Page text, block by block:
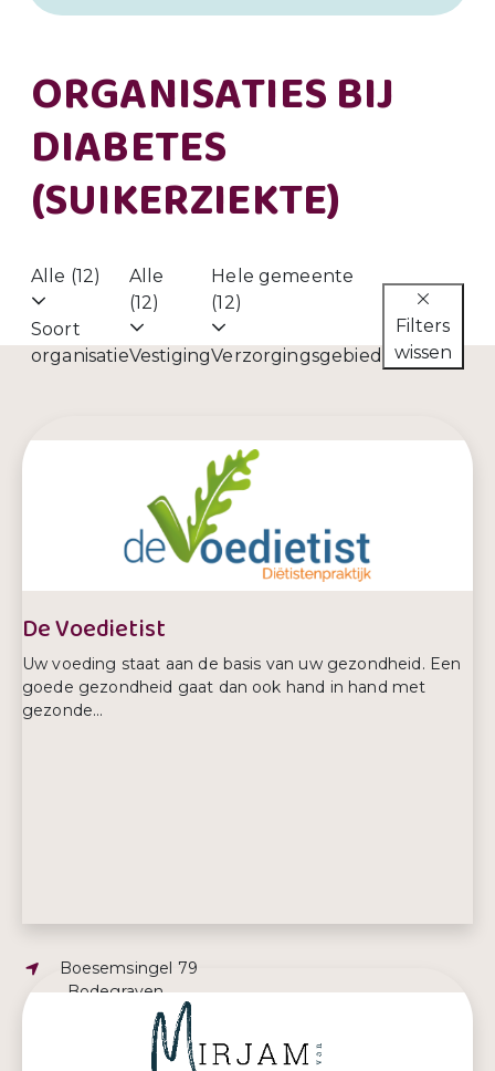
ORGANISATIES BIJ
DIABETES
(SUIKERZIEKTE)
Alle (12)
Soort
organisatie
Alle
(12)
Vestiging
Hele gemeente
(12)
Verzorgingsgebied
Filters
wissen
De Voedietist
Uw voeding staat aan de basis van uw gezondheid. Een
goede gezondheid gaat dan ook hand in hand met
gezonde...
Adres:
Boesemsingel 79
, Bodegraven